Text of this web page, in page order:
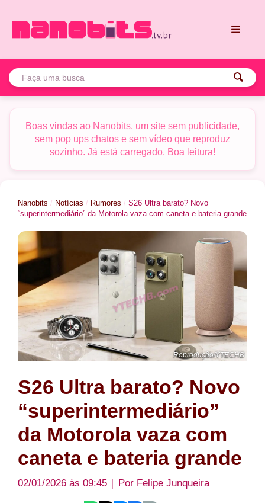
para
Boas vindas ao Nanobits, um site sem publicidade,
sem pop ups chatos e sem vídeo que reproduz
sozinho. Já está carregado. Boa leitura!
Nanobits / Notícias / Rumores / S26 Ultra barato? Novo
“superintermediário” da Motorola vaza com caneta e bateria grande
Reprodução/YTECHB
S26 Ultra barato? Novo
“superintermediário”
da Motorola vaza com
caneta e bateria grande
02/01/2026 às 09:45 Por Felipe Junqueira